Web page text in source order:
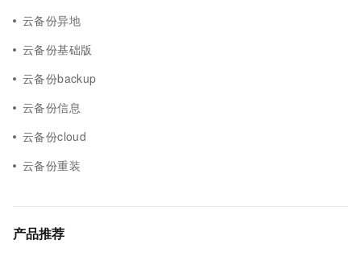
云备份异地
云备份基础版
云备份backup
云备份信息
云备份cloud
云备份重装
产品推荐